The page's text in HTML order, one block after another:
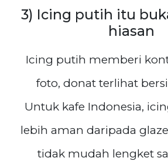
3) Icing putih itu
hiasan
Icing putih memberi
foto, donat terlihat
Untuk kafe Indonesia,
lebih aman daripada
tidak mudah lengket